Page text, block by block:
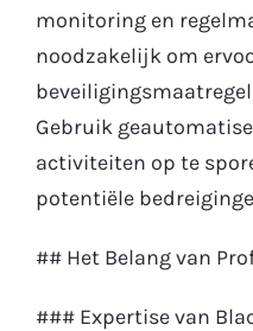
monitoring en
noodzakelijk om
Gebruik
activiteiten op te
potentiële
## Het Belang van
### Expertise van